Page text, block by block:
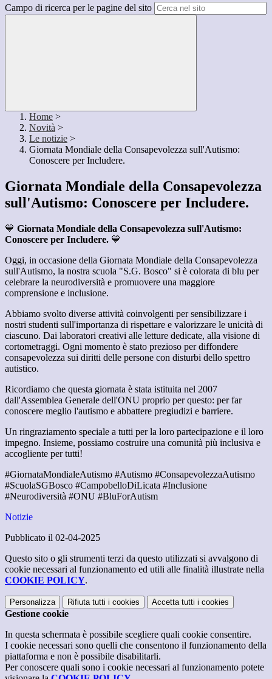
Campo di ricerca per le pagine del sito
Home >
Novità >
Le notizie >
Giornata Mondiale della Consapevolezza sull'Autismo:
Conoscere per Includere.
Giornata Mondiale della Consapevolezza
sull'Autismo: Conoscere per Includere.
💙 Giornata Mondiale della Consapevolezza sull'Autismo:
Conoscere per Includere. 💙
Oggi, in occasione della Giornata Mondiale della Consapevolezza
sull'Autismo, la nostra scuola "S.G. Bosco" si è colorata di blu per
celebrare la neurodiversità e promuovere una maggiore
comprensione e inclusione.
Abbiamo svolto diverse attività coinvolgenti per sensibilizzare i
nostri studenti sull'importanza di rispettare e valorizzare le unicità di
ciascuno. Dai laboratori creativi alle letture dedicate, alla visione di
cortometraggi. Ogni momento è stato prezioso per diffondere
consapevolezza sui diritti delle persone con disturbi dello spettro
autistico.
Ricordiamo che questa giornata è stata istituita nel 2007
dall'Assemblea Generale dell'ONU proprio per questo: per far
conoscere meglio l'autismo e abbattere pregiudizi e barriere.
Un ringraziamento speciale a tutti per la loro partecipazione e il loro
impegno. Insieme, possiamo costruire una comunità più inclusiva e
accogliente per tutti!
#GiornataMondialeAutismo #Autismo #ConsapevolezzaAutismo
#ScuolaSGBosco #CampobelloDiLicata #Inclusione
#Neurodiversità #ONU #BluForAutism
Notizie
Pubblicato il 02-04-2025
Questo sito o gli strumenti terzi da questo utilizzati si avvalgono di
cookie necessari al funzionamento ed utili alle finalità illustrate nella
COOKIE POLICY.
Personalizza Rifiuta tutti i cookies Accetta tutti i cookies
Gestione cookie
In questa schermata è possibile scegliere quali cookie consentire.
I cookie necessari sono quelli che consentono il funzionamento della
piattaforma e non è possibile disabilitarli.
Per conoscere quali sono i cookie necessari al funzionamento potete